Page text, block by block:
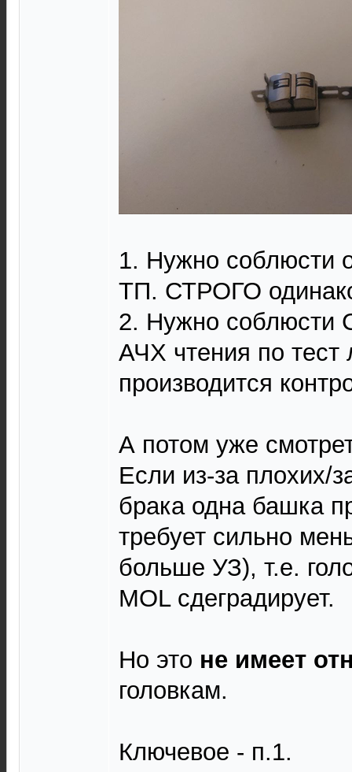
1. Нужно соблюсти
ТП. СТРОГО
2. Нужно соблюсти
АЧХ чтения по тест
производится
А потом уже
Если из-за плохих/
брака одна башка
требует сильно
больше УЗ), т.е.
MOL сдеградирует.
Но это не имеет
головкам.
Ключевое - п.1.